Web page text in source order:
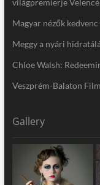
Magyar nézők
Meggy a nyári
Chloe Walsh:
Veszprém-Balaton
Gallery